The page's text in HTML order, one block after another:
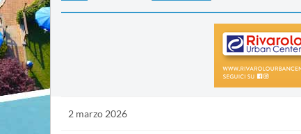
2 marzo 2026